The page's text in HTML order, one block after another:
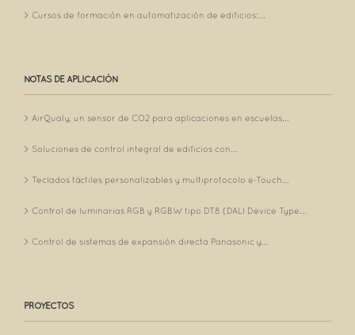
Cursos de formación en automatización de edificios:...
NOTAS DE APLICACIÓN
AirQualy, un sensor de CO2 para aplicaciones en escuelas...
Soluciones de control integral de edificios con...
Teclados táctiles personalizables y multiprotocolo e-Touch...
Control de luminarias RGB y RGBW tipo DT8 (DALI Device Type...
Control de sistemas de expansión directa Panasonic y...
PROYECTOS